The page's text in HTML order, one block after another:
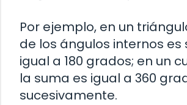
Por ejemplo, en un
de los ángulos internos es
igual a 180 grados; en un
la suma es igual a 360
sucesivamente.